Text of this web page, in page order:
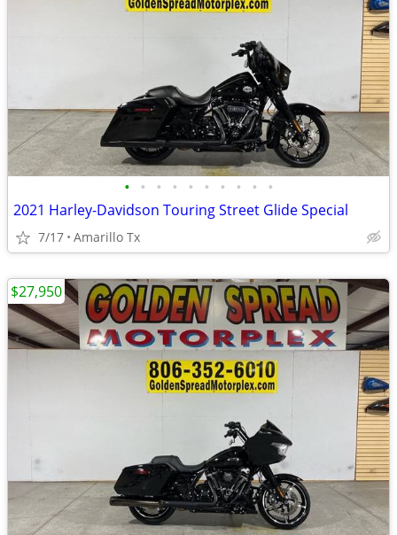
• • • • • • • • • •
2021 Harley-Davidson Touring Street Glide Special
7/17 Amarillo Tx
$27,950